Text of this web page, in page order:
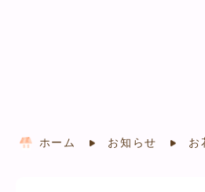
ホーム お知らせ お